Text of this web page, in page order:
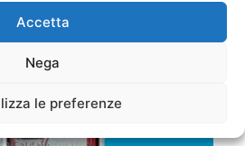
Accetta
Nega
le preferenze